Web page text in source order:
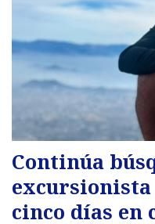
Continúa
cinco días en